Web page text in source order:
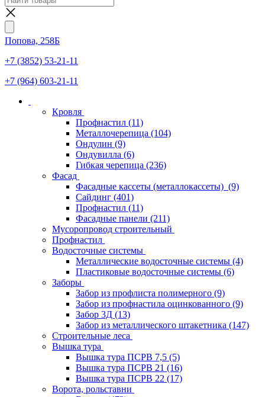
Попова, 258Б
+7 (3852) 53-21-11
+7 (964) 603-21-11
Кровля
Профнастил (11)
Металлочерепица (104)
Ондулин (9)
Ондувилла (6)
Гибкая черепица (236)
Фасад
Фасадные кассеты (металлокассеты) (9)
Сайдинг (401)
Профнастил (11)
Фасадные панели (211)
Мусоропровод строительный
Профнастил
Водосточные системы
Металлические водосточные системы (4)
Пластиковые водосточные системы (6)
Заборы
Забор из профлиста полимерного (9)
Забор из профнастила оцинкованного (9)
Забор 3Д (13)
Забор из металлического штакетника (147)
Строительные леса
Вышка тура
Вышка тура ПСРВ 7,5 (5)
Вышка тура ПСРВ 21 (16)
Вышка тура ПСРВ 22 (17)
Ворота, рольставни